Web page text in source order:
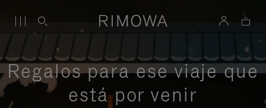
Regalos para ese viaje que
está por venir